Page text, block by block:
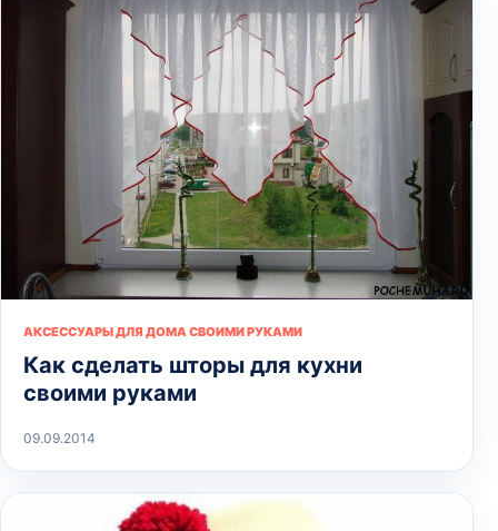
АКСЕССУАРЫ ДЛЯ ДОМА СВОИМИ РУКАМИ
Как сделать шторы для кухни
своими руками
09.09.2014